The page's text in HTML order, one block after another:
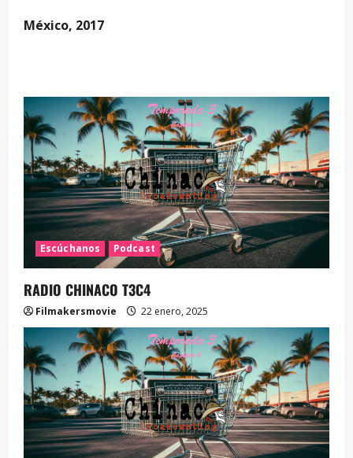
México, 2017
Escúchanos Podcast
RADIO CHINACO T3C4
Filmakersmovie 22 enero, 2025